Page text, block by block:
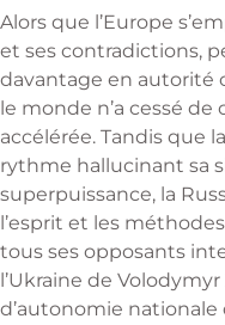
Alors que l’Europe
et ses contradictions,
davantage en autorité
le monde n’a cessé de
accélérée. Tandis que
rythme hallucinant sa
superpuissance, la
l’esprit et les
tous ses opposants
l’Ukraine de
d’autonomie